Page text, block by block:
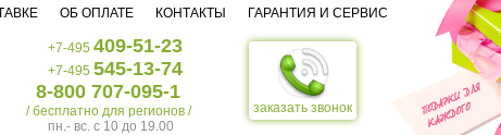
заказать звонок
+7-495 409-51-23
+7-495 545-13-74
8-800 707-095-1
/ бесплатно для регионов /
пн.- вс. c 10 до 19.00
ОБ ОПЛАТЕ КОНТАКТЫ ГАРАНТИЯ И СЕРВИС